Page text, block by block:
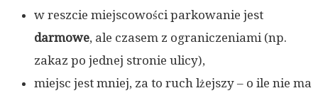
w reszcie miejscowości parkowanie jest
darmowe, ale czasem z ograniczeniami (np.
zakaz po jednej stronie ulicy),
miejsc jest mniej, za to ruch lżejszy – o ile nie ma